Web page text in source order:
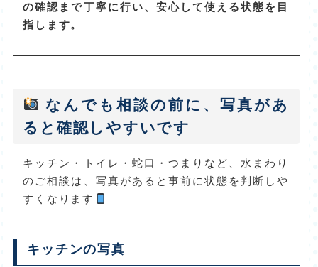
の確認まで丁寧に行い、安心して使える状態を目
指します。
なんでも相談の前に、写真があ
ると確認しやすいです
キッチン・トイレ・蛇口・つまりなど、水まわり
のご相談は、写真があると事前に状態を判断しや
すくなります
キッチンの写真